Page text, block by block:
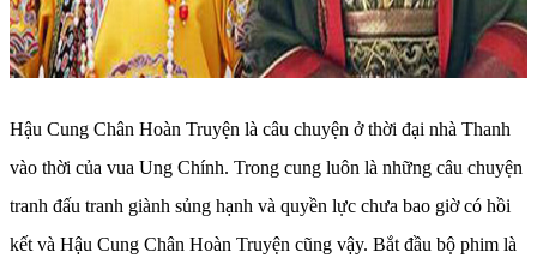
Hậu Cung Chân Hoàn Truyện là câu chuyện ở thời đại nhà Thanh
vào thời của vua Ung Chính. Trong cung luôn là những câu chuyện
tranh đấu tranh giành sủng hạnh và quyền lực chưa bao giờ có hồi
kết và Hậu Cung Chân Hoàn Truyện cũng vậy. Bắt đầu bộ phim là